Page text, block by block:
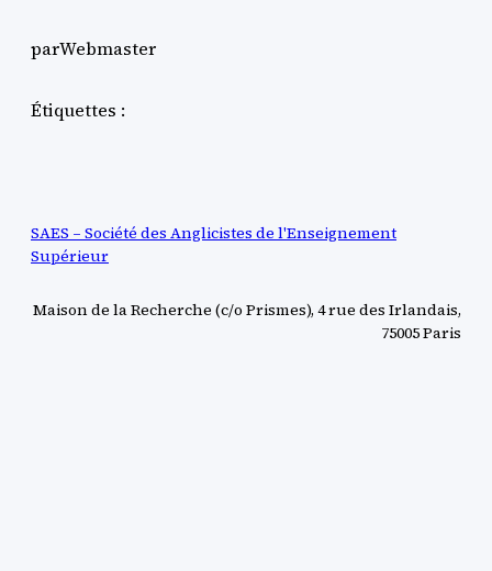
parWebmaster
Étiquettes :
SAES – Société des Anglicistes de l'Enseignement
Supérieur
Maison de la Recherche (c/o Prismes), 4 rue des Irlandais,
75005 Paris